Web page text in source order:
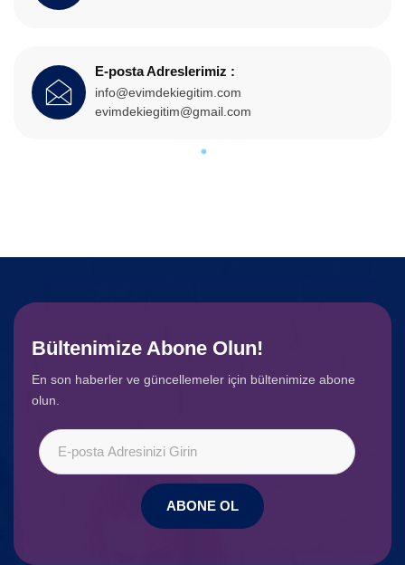
E-posta Adreslerimiz :
info@evimdekiegitim.com
evimdekiegitim@gmail.com
Bültenimize Abone Olun!
En son haberler ve güncellemeler için bültenimize abone
olun.
ABONE OL